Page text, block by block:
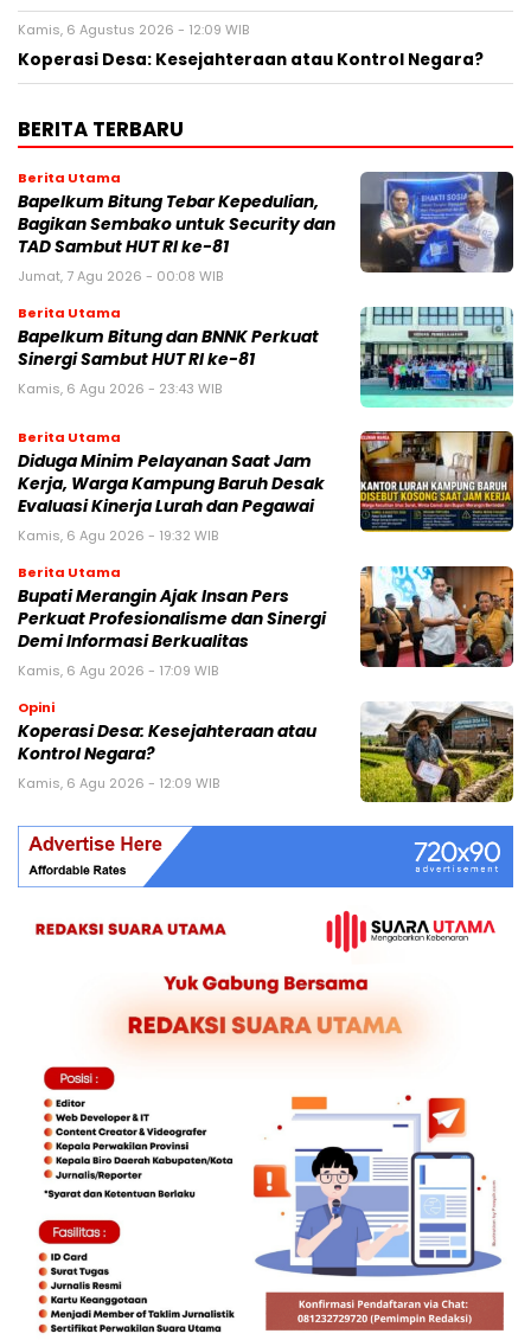
Kamis, 6 Agustus 2026 - 12:09 WIB
Koperasi Desa: Kesejahteraan atau Kontrol Negara?
BERITA TERBARU
Berita Utama
Bapelkum Bitung Tebar Kepedulian,
Bagikan Sembako untuk Security dan
TAD Sambut HUT RI ke-81
Jumat, 7 Agu 2026 - 00:08 WIB
Berita Utama
Bapelkum Bitung dan BNNK Perkuat
Sinergi Sambut HUT RI ke-81
Kamis, 6 Agu 2026 - 23:43 WIB
Berita Utama
Diduga Minim Pelayanan Saat Jam
Kerja, Warga Kampung Baruh Desak
Evaluasi Kinerja Lurah dan Pegawai
Kamis, 6 Agu 2026 - 19:32 WIB
Berita Utama
Bupati Merangin Ajak Insan Pers
Perkuat Profesionalisme dan Sinergi
Demi Informasi Berkualitas
Kamis, 6 Agu 2026 - 17:09 WIB
Opini
Koperasi Desa: Kesejahteraan atau
Kontrol Negara?
Kamis, 6 Agu 2026 - 12:09 WIB